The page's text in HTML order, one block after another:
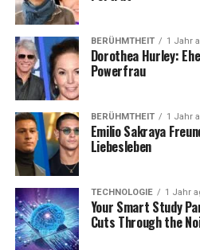
BERÜHMTHEIT 1 Jahr
Dorothea Hurley:
Powerfrau
BERÜHMTHEIT 1 Jahr
Emilio Sakraya
Liebesleben
TECHNOLOGIE 1 Jahr
Your Smart Study
Cuts Through the